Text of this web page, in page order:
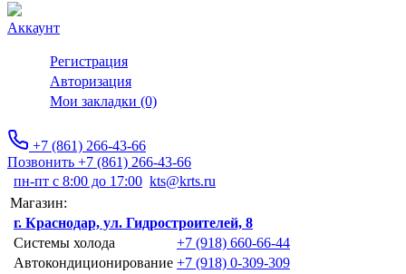
Аккаунт
Регистрация
Авторизация
Мои закладки (0)
+7 (861) 266-43-66
Позвонить +7 (861) 266-43-66
пн-пт с 8:00 до 17:00 kts@krts.ru
Магазин:
г. Краснодар, ул. Гидростроителей, 8
Системы холода
+7 (918) 660-66-44
Автокондиционирование +7 (918) 0-309-309